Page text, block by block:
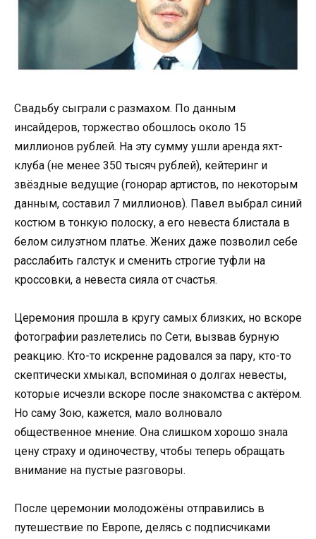
Свадьбу сыграли с размахом. По данным
инсайдеров, торжество обошлось около 15
миллионов рублей. На эту сумму ушли аренда яхт-
клуба (не менее 350 тысяч рублей), кейтеринг и
звёздные ведущие (гонорар артистов, по некоторым
данным, составил 7 миллионов). Павел выбрал синий
костюм в тонкую полоску, а его невеста блистала в
белом силуэтном платье. Жених даже позволил себе
расслабить галстук и сменить строгие туфли на
кроссовки, а невеста сияла от счастья.
Церемония прошла в кругу самых близких, но вскоре
фотографии разлетелись по Сети, вызвав бурную
реакцию. Кто-то искренне радовался за пару, кто-то
скептически хмыкал, вспоминая о долгах невесты,
которые исчезли вскоре после знакомства с актёром.
Но саму Зою, кажется, мало волновало
общественное мнение. Она слишком хорошо знала
цену страху и одиночеству, чтобы теперь обращать
внимание на пустые разговоры.
После церемонии молодожёны отправились в
путешествие по Европе, делясь с подписчиками